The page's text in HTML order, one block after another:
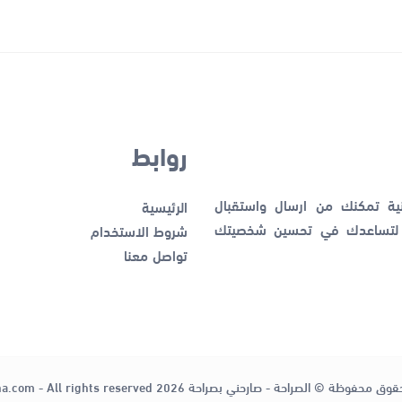
تمكنك من ارسال واستقبال
لتساعدك في تحسين شخصيتك
روابط
الرئيسية
شروط الاستخدام
تواصل معنا
محفوظة © الصراحة - صارحني بصراحة 2026 - All rights reserved